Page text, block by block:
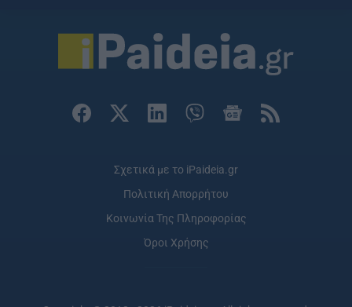
Σχετικά με το iPaideia.gr
Πολιτική Απορρήτου
Κοινωνία Της Πληροφορίας
Όροι Χρήσης